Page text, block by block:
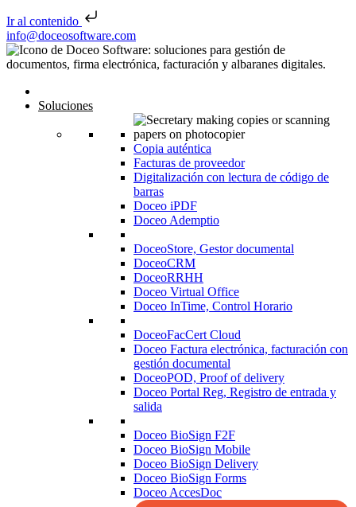
Ir al contenido
Saltar al contenido
info@doceosoftware.com
Navegación de entradas
Soluciones
Copia auténtica
Facturas de proveedor
Digitalización con lectura de código de
barras
Doceo iPDF
Doceo Ademptio
DoceoStore, Gestor documental
DoceoCRM
DoceoRRHH
Doceo Virtual Office
Doceo InTime, Control Horario
DoceoFacCert Cloud
Doceo Factura electrónica, facturación con
gestión documental
DoceoPOD, Proof of delivery
Doceo Portal Reg, Registro de entrada y
salida
Doceo BioSign F2F
Doceo BioSign Mobile
Doceo BioSign Delivery
Doceo BioSign Forms
Doceo AccesDoc